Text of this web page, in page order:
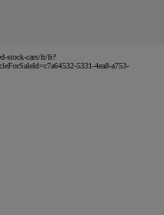
stock-cars/fr/fr?
5331-4ea8-a753-